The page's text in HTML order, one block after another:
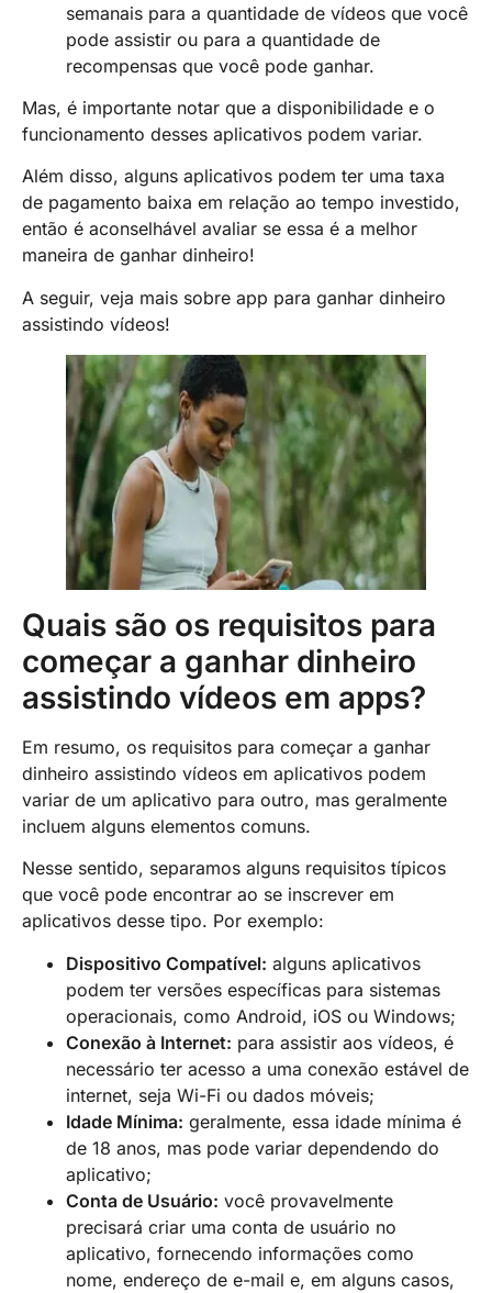
semanais para a quantidade de vídeos que você
pode assistir ou para a quantidade de
recompensas que você pode ganhar.
Mas, é importante notar que a disponibilidade e o
funcionamento desses aplicativos podem variar.
Além disso, alguns aplicativos podem ter uma taxa
de pagamento baixa em relação ao tempo investido,
então é aconselhável avaliar se essa é a melhor
maneira de ganhar dinheiro!
A seguir, veja mais sobre app para ganhar dinheiro
assistindo vídeos!
Quais são os requisitos para
começar a ganhar dinheiro
assistindo vídeos em apps?
Em resumo, os requisitos para começar a ganhar
dinheiro assistindo vídeos em aplicativos podem
variar de um aplicativo para outro, mas geralmente
incluem alguns elementos comuns.
Nesse sentido, separamos alguns requisitos típicos
que você pode encontrar ao se inscrever em
aplicativos desse tipo. Por exemplo:
Dispositivo Compatível: alguns aplicativos
podem ter versões específicas para sistemas
operacionais, como Android, iOS ou Windows;
Conexão à Internet: para assistir aos vídeos, é
necessário ter acesso a uma conexão estável de
internet, seja Wi-Fi ou dados móveis;
Idade Mínima: geralmente, essa idade mínima é
de 18 anos, mas pode variar dependendo do
aplicativo;
Conta de Usuário: você provavelmente
precisará criar uma conta de usuário no
aplicativo, fornecendo informações como
nome, endereço de e-mail e, em alguns casos,